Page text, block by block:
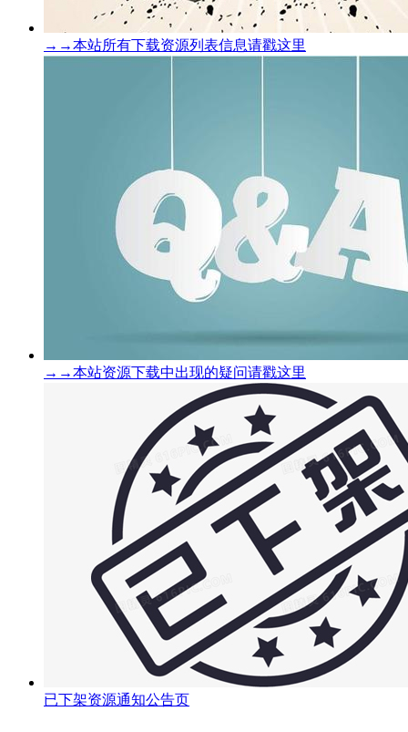
→→本站所有下载资源列表信息请戳这里
→→本站资源下载中出现的疑问请戳这里
已下架资源通知公告页